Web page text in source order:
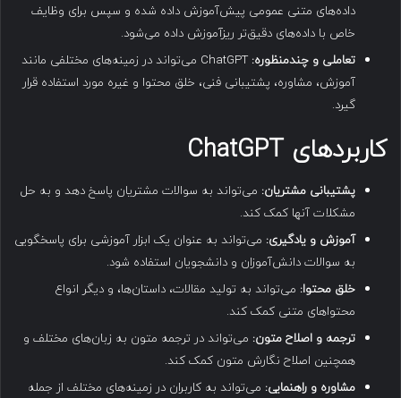
داده‌های متنی عمومی پیش‌آموزش داده شده و سپس برای وظایف
خاص با داده‌های دقیق‌تر ریزآموزش داده می‌شود.
تعاملی و چندمنظوره:
ChatGPT می‌تواند در زمینه‌های مختلفی مانند
آموزش، مشاوره، پشتیبانی فنی، خلق محتوا و غیره مورد استفاده قرار
گیرد.
کاربردهایChatGPT
پشتیبانی مشتریان: می‌تواند به سوالات مشتریان پاسخ دهد و به حل
مشکلات آنها کمک کند.
آموزش و یادگیری: می‌تواند به عنوان یک ابزار آموزشی برای پاسخگویی
به سوالات دانش‌آموزان و دانشجویان استفاده شود.
خلق محتوا: می‌تواند به تولید مقالات، داستان‌ها، و دیگر انواع
محتواهای متنی کمک کند.
ترجمه و اصلاح متون: می‌تواند در ترجمه متون به زبان‌های مختلف و
همچنین اصلاح نگارش متون کمک کند.
مشاوره و راهنمایی: می‌تواند به کاربران در زمینه‌های مختلف از جمله